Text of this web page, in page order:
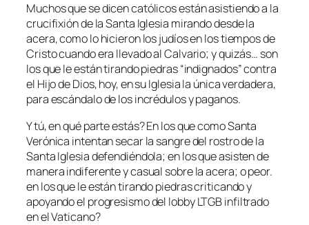
Muchos que se dicen católicos están asistiendo a la
crucifixión de la Santa Iglesia mirando desde la
acera, como lo hicieron los judíos en los tiempos de
Cristo cuando era llevado al Calvario; y quizás… son
los que le están tirando piedras “indignados” contra
el Hijo de Dios, hoy, en su Iglesia la única verdadera,
para escándalo de los incrédulos y paganos.
Y tú, en qué parte estás? En los que como Santa
Verónica intentan secar la sangre del rostro de la
Santa Iglesia defendiéndola; en los que asisten de
manera indiferente y casual sobre la acera; o peor.
en los que le están tirando piedras criticando y
apoyando el progresismo del lobby LTGB infiltrado
en el Vaticano?